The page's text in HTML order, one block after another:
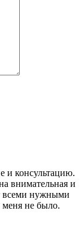
и консультацию.
внимательная и
всеми нужными
не было.